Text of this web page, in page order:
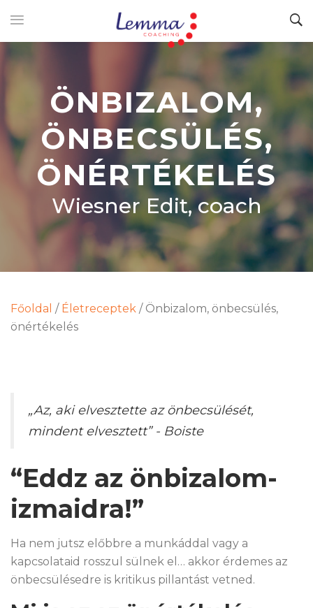
ÖNBIZALOM,
ÖNBECSÜLÉS,
ÖNÉRTÉKELÉS
Wiesner Edit, coach
Főoldal / Életreceptek / Önbizalom, önbecsülés,
önértékelés
„Az, aki elvesztette az önbecsülését,
mindent elvesztett” - Boiste
“Eddz az önbizalom-
izmaidra!”
Ha nem jutsz előbbre a munkáddal vagy a
kapcsolataid rosszul sülnek el… akkor érdemes az
önbecsülésedre is kritikus pillantást vetned.